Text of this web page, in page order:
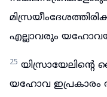
എല്ലാവരും
25
യഹോവ ഇപ്രകാരം